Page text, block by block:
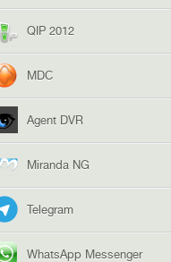
QIP 2012
MDC
Agent DVR
Miranda NG
Telegram
WhatsApp Messenger